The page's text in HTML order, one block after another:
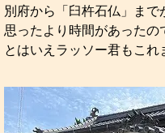
別府から「臼杵石仏」まで
思ったより時間があったの
とはいえラッソー君もこ